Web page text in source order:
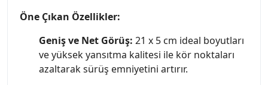
Öne Çıkan Özellikler:
Geniş ve Net Görüş: 21 x 5 cm ideal boyutları
ve yüksek yansıtma kalitesi ile kör noktaları
azaltarak sürüş emniyetini artırır.